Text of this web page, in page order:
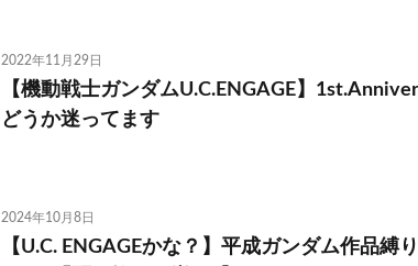
2022年11月29日
【機動戦士ガンダムU.C.ENGAGE】
どうか迷ってます
2024年10月8日
【U.C. ENGAGEかな？】平成ガンダム作品